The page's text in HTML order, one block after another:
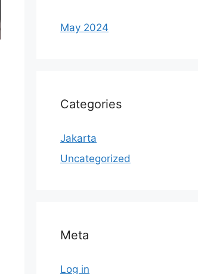
May 2024
Categories
Jakarta
Uncategorized
Meta
Log in